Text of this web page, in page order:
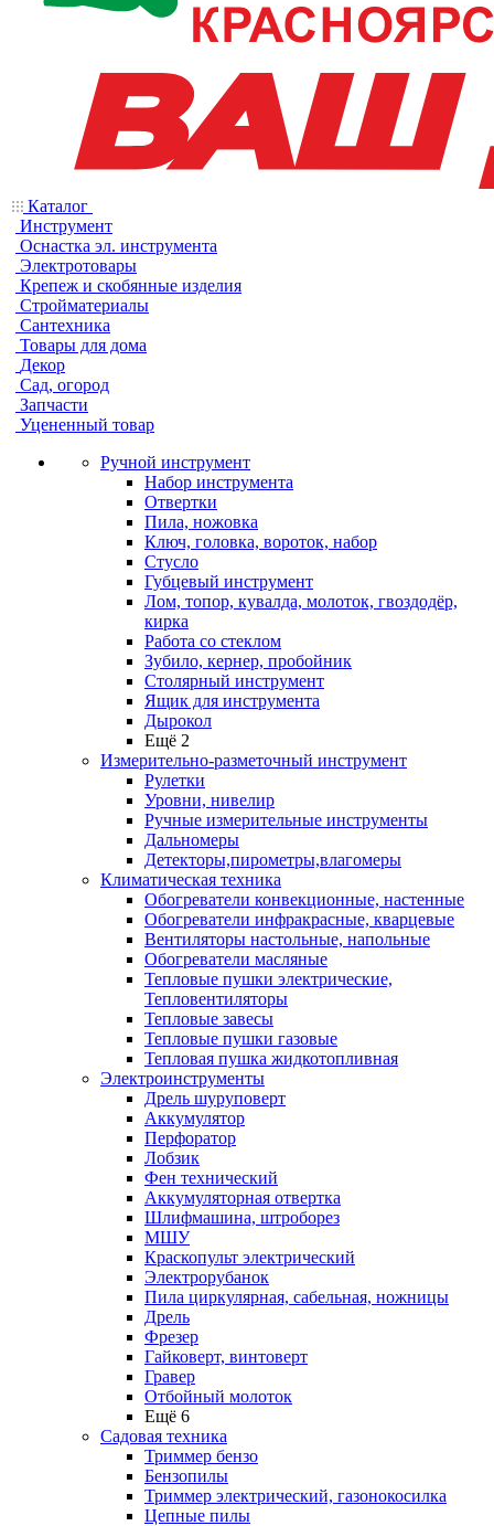
Каталог
Инструмент
Оснастка эл. инструмента
Электротовары
Крепеж и скобянные изделия
Стройматериалы
Сантехника
Товары для дома
Декор
Сад, огород
Запчасти
Уцененный товар
Ручной инструмент
Набор инструмента
Отвертки
Пила, ножовка
Ключ, головка, вороток, набор
Стусло
Губцевый инструмент
Лом, топор, кувалда, молоток, гвоздодёр,
кирка
Работа со стеклом
Зубило, кернер, пробойник
Столярный инструмент
Ящик для инструмента
Дырокол
Ещё 2
Измерительно-разметочный инструмент
Рулетки
Уровни, нивелир
Ручные измерительные инструменты
Дальномеры
Детекторы,пирометры,влагомеры
Климатическая техника
Обогреватели конвекционные, настенные
Обогреватели инфракрасные, кварцевые
Вентиляторы настольные, напольные
Обогреватели масляные
Тепловые пушки электрические,
Тепловентиляторы
Тепловые завесы
Тепловые пушки газовые
Тепловая пушка жидкотопливная
Электроинструменты
Дрель шуруповерт
Аккумулятор
Перфоратор
Лобзик
Фен технический
Аккумуляторная отвертка
Шлифмашина, штроборез
МШУ
Краскопульт электрический
Электрорубанок
Пила циркулярная, сабельная, ножницы
Дрель
Фрезер
Гайковерт, винтоверт
Гравер
Отбойный молоток
Ещё 6
Садовая техника
Триммер бензо
Бензопилы
Триммер электрический, газонокосилка
Цепные пилы